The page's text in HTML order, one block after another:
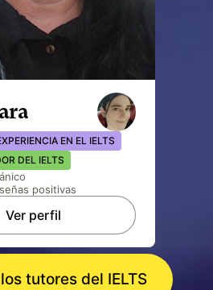
EN EL IELTS
DEL IELTS
positivas
Ver perfil
tutores del IELTS